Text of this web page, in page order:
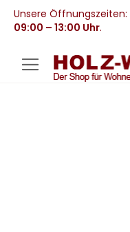
Unsere Öffnungszeiten:
09:00 – 13:00 Uhr.